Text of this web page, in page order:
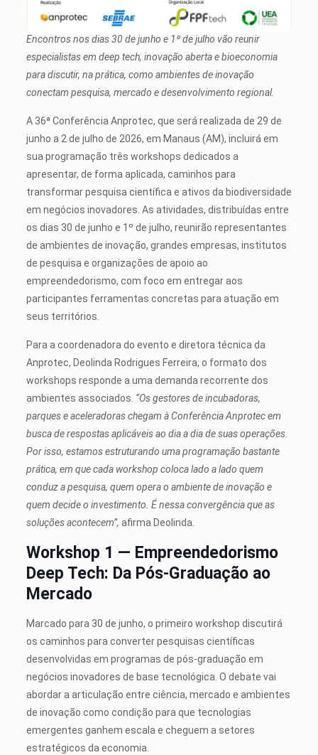
Encontros nos dias 30 de junho e 1º de julho vão reunir
especialistas em deep tech, inovação aberta e bioeconomia
para discutir, na prática, como ambientes de inovação
conectam pesquisa, mercado e desenvolvimento regional.
A 36ª Conferência Anprotec, que será realizada de 29 de
junho a 2 de julho de 2026, em Manaus (AM), incluirá em
sua programação três workshops dedicados a
apresentar, de forma aplicada, caminhos para
transformar pesquisa científica e ativos da biodiversidade
em negócios inovadores. As atividades, distribuídas entre
os dias 30 de junho e 1º de julho, reunirão representantes
de ambientes de inovação, grandes empresas, institutos
de pesquisa e organizações de apoio ao
empreendedorismo, com foco em entregar aos
participantes ferramentas concretas para atuação em
seus territórios.
Para a coordenadora do evento e diretora técnica da
Anprotec, Deolinda Rodrigues Ferreira, o formato dos
workshops responde a uma demanda recorrente dos
ambientes associados. “Os gestores de incubadoras,
parques e aceleradoras chegam à Conferência Anprotec em
busca de respostas aplicáveis ao dia a dia de suas operações.
Por isso, estamos estruturando uma programação bastante
prática, em que cada workshop coloca lado a lado quem
conduz a pesquisa, quem opera o ambiente de inovação e
quem decide o investimento. É nessa convergência que as
soluções acontecem”, afirma Deolinda.
Workshop 1 — Empreendedorismo
Deep Tech: Da Pós-Graduação ao
Mercado
Marcado para 30 de junho, o primeiro workshop discutirá
os caminhos para converter pesquisas científicas
desenvolvidas em programas de pós-graduação em
negócios inovadores de base tecnológica. O debate vai
abordar a articulação entre ciência, mercado e ambientes
de inovação como condição para que tecnologias
emergentes ganhem escala e cheguem a setores
estratégicos da economia.